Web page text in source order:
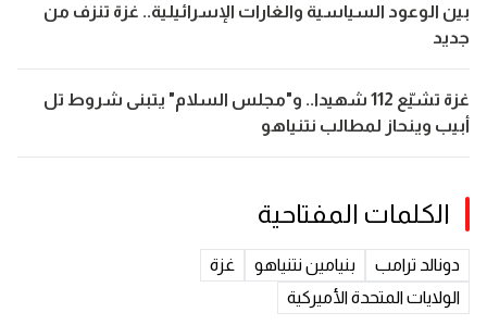
بين الوعود السياسية والغارات الإسرائيلية.. غزة تنزف من
جديد
غزة تشيّع 112 شهيدا.. و"مجلس السلام" يتبنى شروط تل
أبيب وينحاز لمطالب نتنياهو
الكلمات المفتاحية
دونالد ترامب بنيامين نتنياهو
غزة
الولايات المتحدة الأميركية